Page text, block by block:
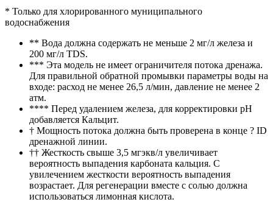
* Только для хлорированного муниципального
водоснабжения
** Вода должна содержать не меньше 2 мг/л железа и
200 мг/л TDS.
*** Эта модель не имеет ограничителя потока дренажа.
Для правильной обратной промывки параметры воды на
входе: расход не менее 26,5 л/мин, давление не менее 2
атм.
**** Перед удалением железа, для корректировки pH
добавляется Кальцит.
† Мощность потока должна быть проверена в конце ? ID
дренажной линии.
†† Жесткость свыше 3,5 мгэкв/л увеличивает
вероятность выпадения карбоната кальция. С
увилечением жесткости вероятность выпадения
возрастает. Для регенерации вместе с солью должна
использоваться лимонная кислота.